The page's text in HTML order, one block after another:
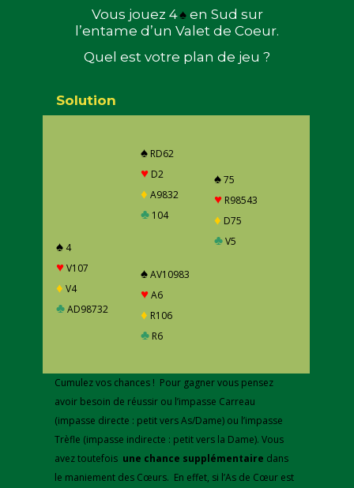
Vous jouez 4♠en Sud sur
l’entame d’un Valet de Coeur.
Quel est votre plan de jeu ?
Solution
♠ RD62
♥ D2
♦ A9832
♣ 104
♠ 4
♥V107
♦ V4
♣AD98732
♠75
♥ R98543
♦ D75
♣V5
♠AV10983
♥A6
♦ R106
♣ R6
Cumulez vos chances ! Pour gagner vous pensez
avoir besoin de réussir ou l’impasse Carreau
(impasse directe : petit vers As/Dame) ou l’impasse
Trèfle (impasse indirecte : petit vers la Dame). Vous
avez toutefois une chance supplémentaire dans
le maniement des Cœurs. En effet, si l’As de Cœur est